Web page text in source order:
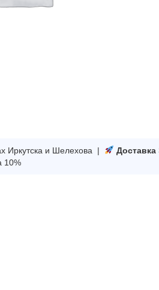
Иркутска и Шелехова | Доставка
10%